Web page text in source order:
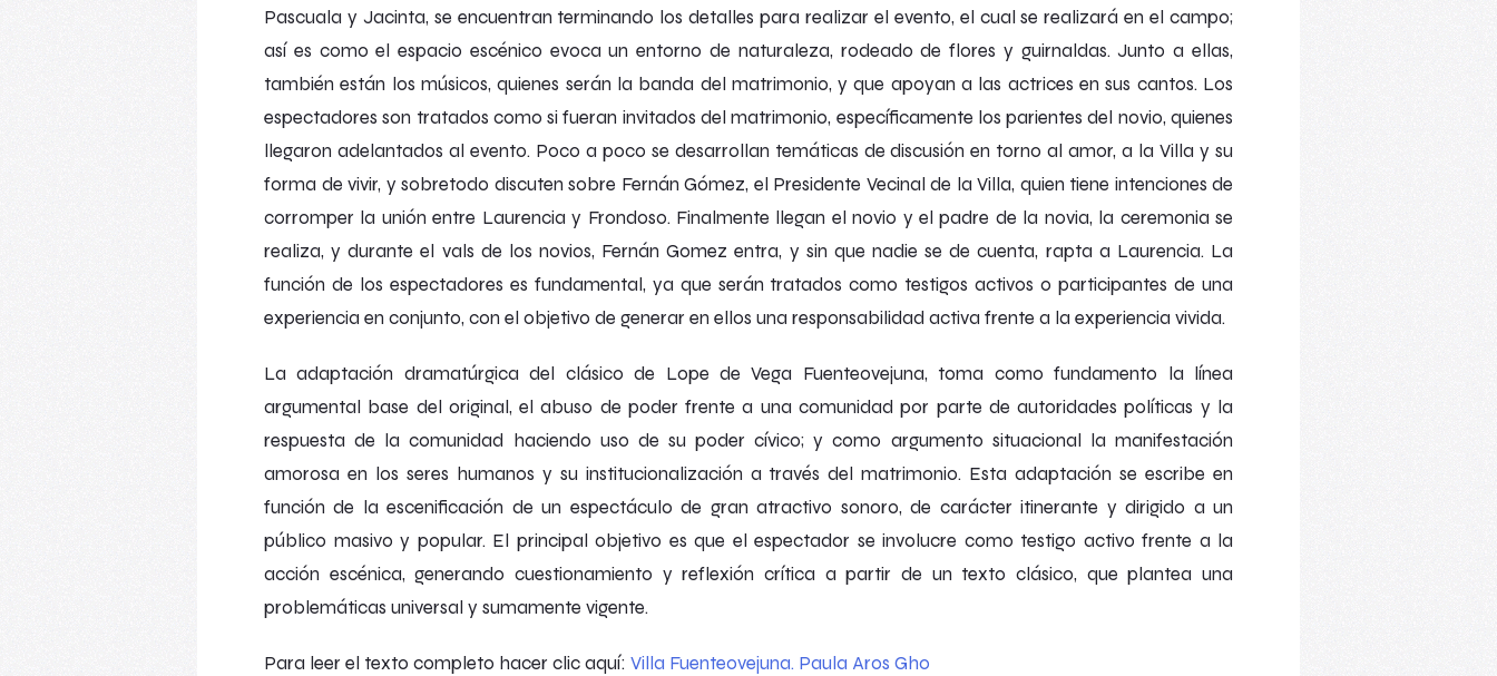
Pascuala y Jacinta, se encuentran terminando los detalles para realizar el evento, el cual se realizará en el campo;
así es como el espacio escénico evoca un entorno de naturaleza, rodeado de flores y guirnaldas. Junto a ellas,
también están los músicos, quienes serán la banda del matrimonio, y que apoyan a las actrices en sus cantos. Los
espectadores son tratados como si fueran invitados del matrimonio, específicamente los parientes del novio, quienes
llegaron adelantados al evento. Poco a poco se desarrollan temáticas de discusión en torno al amor, a la Villa y su
forma de vivir, y sobretodo discuten sobre Fernán Gómez, el Presidente Vecinal de la Villa, quien tiene intenciones de
corromper la unión entre Laurencia y Frondoso. Finalmente llegan el novio y el padre de la novia, la ceremonia se
realiza, y durante el vals de los novios, Fernán Gomez entra, y sin que nadie se de cuenta, rapta a Laurencia. La
función de los espectadores es fundamental, ya que serán tratados como testigos activos o participantes de una
experiencia en conjunto, con el objetivo de generar en ellos una responsabilidad activa frente a la experiencia vivida.
La adaptación dramatúrgica del clásico de Lope de Vega Fuenteovejuna, toma como fundamento la línea
argumental base del original, el abuso de poder frente a una comunidad por parte de autoridades políticas y la
respuesta de la comunidad haciendo uso de su poder cívico; y como argumento situacional la manifestación
amorosa en los seres humanos y su institucionalización a través del matrimonio. Esta adaptación se escribe en
función de la escenificación de un espectáculo de gran atractivo sonoro, de carácter itinerante y dirigido a un
público masivo y popular. El principal objetivo es que el espectador se involucre como testigo activo frente a la
acción escénica, generando cuestionamiento y reflexión crítica a partir de un texto clásico, que plantea una
problemáticas universal y sumamente vigente.
Para leer el texto completo hacer clic aquí: Villa Fuenteovejuna. Paula Aros Gho